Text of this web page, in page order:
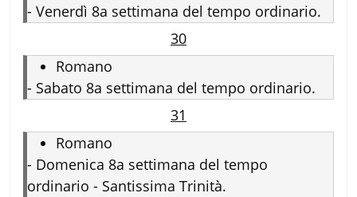
- Venerdì 8a settimana del tempo ordinario.
30
Romano
- Sabato 8a settimana del tempo ordinario.
31
Romano
- Domenica 8a settimana del tempo
ordinario - Santissima Trinità.